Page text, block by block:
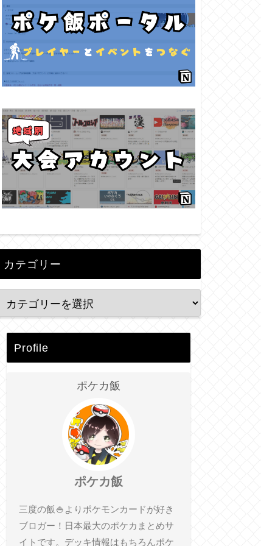
カテゴリー
Profile
ポケカ飯
ポケカ飯
三度の飯🍚よりポケモンカードが好き
ブロガー！日本最大のポケカまとめサ
イトです。デッキ情報はもちろんポケ